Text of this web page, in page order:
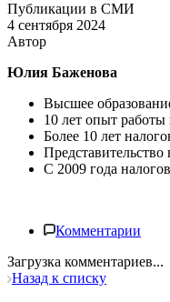
Публикации в СМИ
4 сентября 2024
Автор
Юлия Баженова
Высшее
10 лет опыт работы
Более 10 лет
С 2009 года
Комментарии
Загрузка комментариев...
Назад к списку